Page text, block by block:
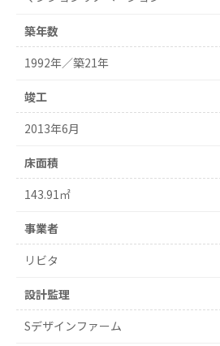
築年数
1992年／築21年
竣工
2013年6月
床面積
143.91㎡
事業者
リビタ
設計監理
Sデザインファーム